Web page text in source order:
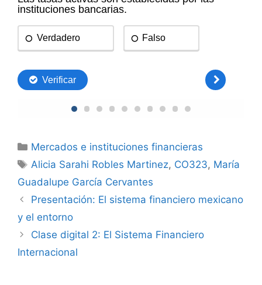
Categorías
Mercados e instituciones financieras
Etiquetas
Alicia Sarahi Robles Martinez, CO323, María
Guadalupe García Cervantes
Presentación: El sistema financiero mexicano
y el entorno
Clase digital 2: El Sistema Financiero
Internacional